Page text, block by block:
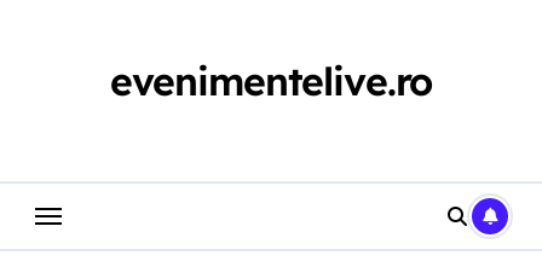
evenimentelive.ro